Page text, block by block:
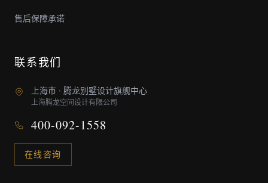
售后保障承诺
联系我们
上海市 · 腾龙别墅设计旗舰中心
上海腾龙空间设计有限公司
400-092-1558
在线咨询